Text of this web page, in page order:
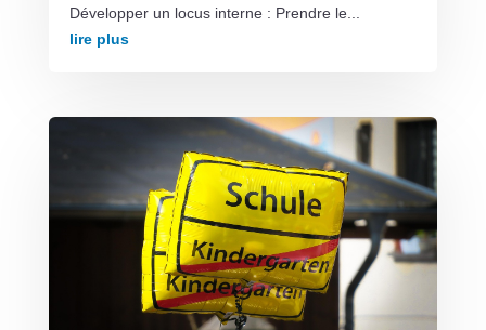
Développer un locus interne : Prendre le...
lire plus